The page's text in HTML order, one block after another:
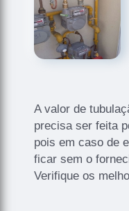
A valor de
precisa ser feita
pois em caso de
ficar sem o
Verifique os